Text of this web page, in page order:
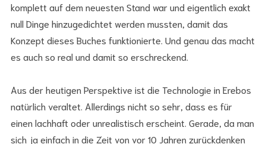
komplett auf dem neuesten Stand war und eigentlich exakt
null Dinge hinzugedichtet werden mussten, damit das
Konzept dieses Buches funktionierte. Und genau das macht
es auch so real und damit so erschreckend.
Aus der heutigen Perspektive ist die Technologie in Erebos
natürlich veraltet. Allerdings nicht so sehr, dass es für
einen lachhaft oder unrealistisch erscheint. Gerade, da man
sich ja einfach in die Zeit von vor 10 Jahren zurückdenken